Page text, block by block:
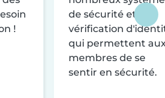
!
de sécurité et de
vérification
qui permettent
membres de se
sentir en sécurité.